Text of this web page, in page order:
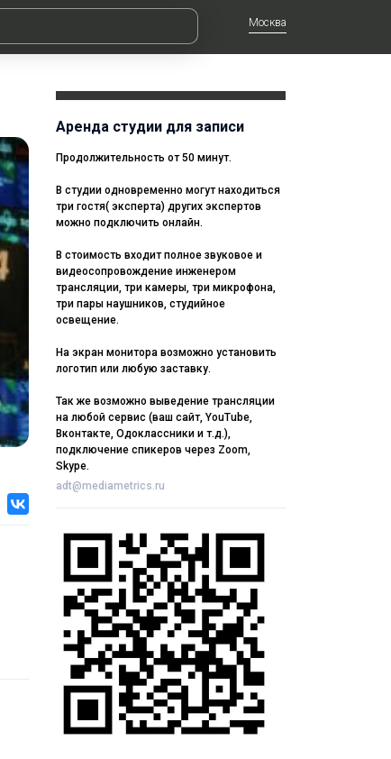
Москва
Аренда студии для записи
Продолжительность от 50 минут.
В студии одновременно могут находиться
три гостя( эксперта) других экспертов
можно подключить онлайн.
В стоимость входит полное звуковое и
видеосопровождение инженером
трансляции, три камеры, три микрофона,
три пары наушников, студийное
освещение.
На экран монитора возможно установить
логотип или любую заставку.
Так же возможно выведение трансляции
на любой сервис (ваш сайт, YouTube,
Вконтакте, Одоклассники и т.д.),
подключение спикеров через Zoom,
Skype.
adt@mediametrics.ru